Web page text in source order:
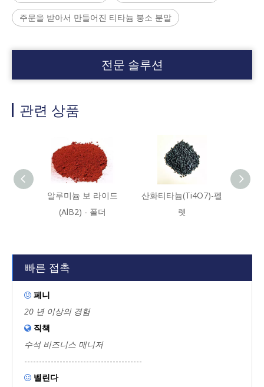
주문을 받아서 만들어진 티타늄 붕소 분말
전문 솔루션
관련 상품
알루미늄 보 라이드
(AlB2) - 폴더
산화티타늄(Ti4O7)-펠
렛
빠른 접촉
 페니
20 년 이상의 경험
 직책
수석 비즈니스 매니저
----------------------------------------
 벨린다